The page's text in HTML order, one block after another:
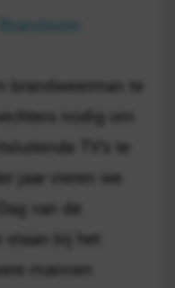
brandweerman te
nodig om
TV's te
jaar vieren we
van de
staan bij het
mannen